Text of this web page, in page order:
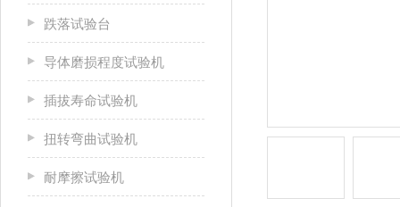
跌落试验台
导体磨损程度试验机
插拔寿命试验机
扭转弯曲试验机
耐摩擦试验机